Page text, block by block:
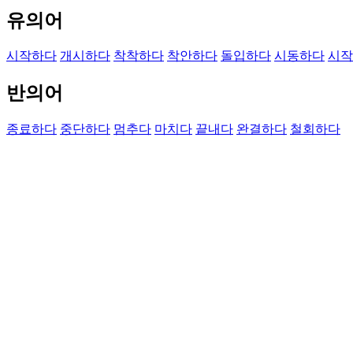
유의어
시작하다 개시하다 착착하다 착안하다 돌입하다 시동하다 시
반의어
종료하다 중단하다 멈추다 마치다 끝내다 완결하다 철회하다